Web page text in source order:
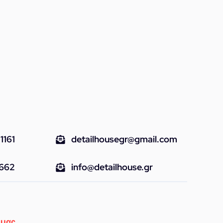
detailhousegr@gmail.com
info@detailhouse.gr